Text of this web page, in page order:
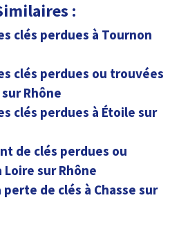
:
clés perdues à Tournon
clés perdues ou trouvées
Rhône
clés perdues à Étoile sur
de clés perdues ou
sur Rhône
perte de clés à Chasse sur